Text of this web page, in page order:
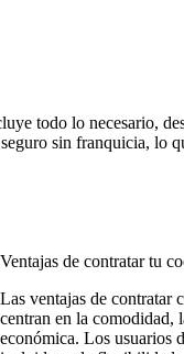
todo lo necesario,
sin franquicia, lo
Ventajas de contratar tu
Las ventajas de contratar
centran en la comodidad,
económica. Los usuarios